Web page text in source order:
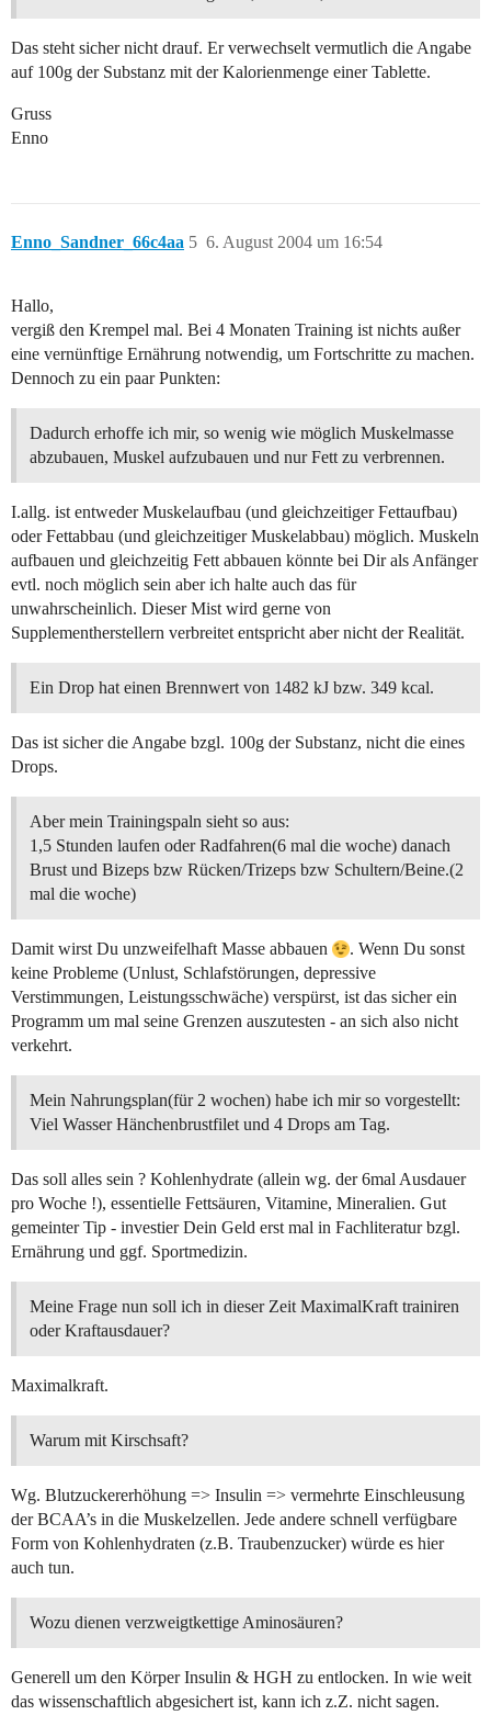
Das steht sicher nicht drauf. Er verwechselt vermutlich die Angabe
auf 100g der Substanz mit der Kalorienmenge einer Tablette.
Gruss
Enno
Enno_Sandner_66c4aa 6. August 2004 um 16:54
5
Hallo,
vergiß den Krempel mal. Bei 4 Monaten Training ist nichts außer
eine vernünftige Ernährung notwendig, um Fortschritte zu machen.
Dennoch zu ein paar Punkten:
Dadurch erhoffe ich mir, so wenig wie möglich Muskelmasse
abzubauen, Muskel aufzubauen und nur Fett zu verbrennen.
I.allg. ist entweder Muskelaufbau (und gleichzeitiger Fettaufbau)
oder Fettabbau (und gleichzeitiger Muskelabbau) möglich. Muskeln
aufbauen und gleichzeitig Fett abbauen könnte bei Dir als Anfänger
evtl. noch möglich sein aber ich halte auch das für
unwahrscheinlich. Dieser Mist wird gerne von
Supplementherstellern verbreitet entspricht aber nicht der Realität.
Ein Drop hat einen Brennwert von 1482 kJ bzw. 349 kcal.
Das ist sicher die Angabe bzgl. 100g der Substanz, nicht die eines
Drops.
Aber mein Trainingspaln sieht so aus:
1,5 Stunden laufen oder Radfahren(6 mal die woche) danach
Brust und Bizeps bzw Rücken/Trizeps bzw Schultern/Beine.(2
mal die woche)
Damit wirst Du unzweifelhaft Masse abbauen
. Wenn Du sonst
keine Probleme (Unlust, Schlafstörungen, depressive
Verstimmungen, Leistungsschwäche) verspürst, ist das sicher ein
Programm um mal seine Grenzen auszutesten - an sich also nicht
verkehrt.
Mein Nahrungsplan(für 2 wochen) habe ich mir so vorgestellt:
Viel Wasser Hänchenbrustfilet und 4 Drops am Tag.
Das soll alles sein ? Kohlenhydrate (allein wg. der 6mal Ausdauer
pro Woche !), essentielle Fettsäuren, Vitamine, Mineralien. Gut
gemeinter Tip - investier Dein Geld erst mal in Fachliteratur bzgl.
Ernährung und ggf. Sportmedizin.
Meine Frage nun soll ich in dieser Zeit MaximalKraft trainiren
oder Kraftausdauer?
Maximalkraft.
Warum mit Kirschsaft?
Wg. Blutzuckererhöhung => Insulin => vermehrte Einschleusung
der BCAA’s in die Muskelzellen. Jede andere schnell verfügbare
Form von Kohlenhydraten (z.B. Traubenzucker) würde es hier
auch tun.
Wozu dienen verzweigtkettige Aminosäuren?
Generell um den Körper Insulin & HGH zu entlocken. In wie weit
das wissenschaftlich abgesichert ist, kann ich z.Z. nicht sagen.